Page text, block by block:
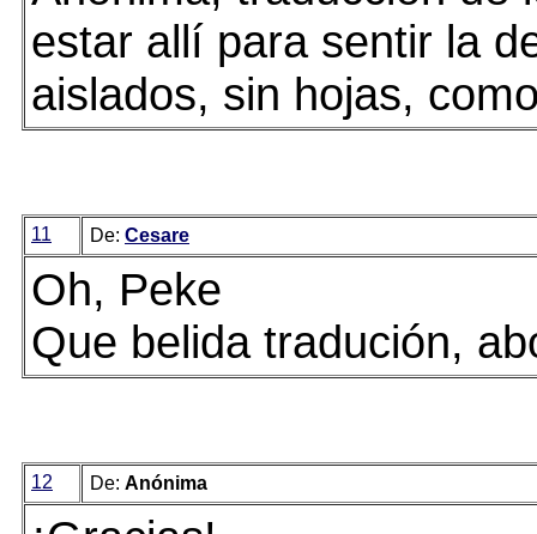
estar allí para sentir la
aislados, sin hojas,
11 De: Cesare
Oh, Peke
Que belida tradución,
12 De: Anónima